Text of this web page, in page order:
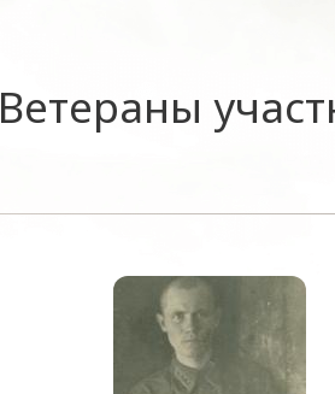
Ветераны